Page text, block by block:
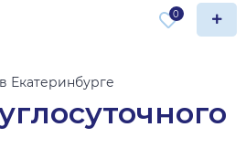
0
Екатеринбурге